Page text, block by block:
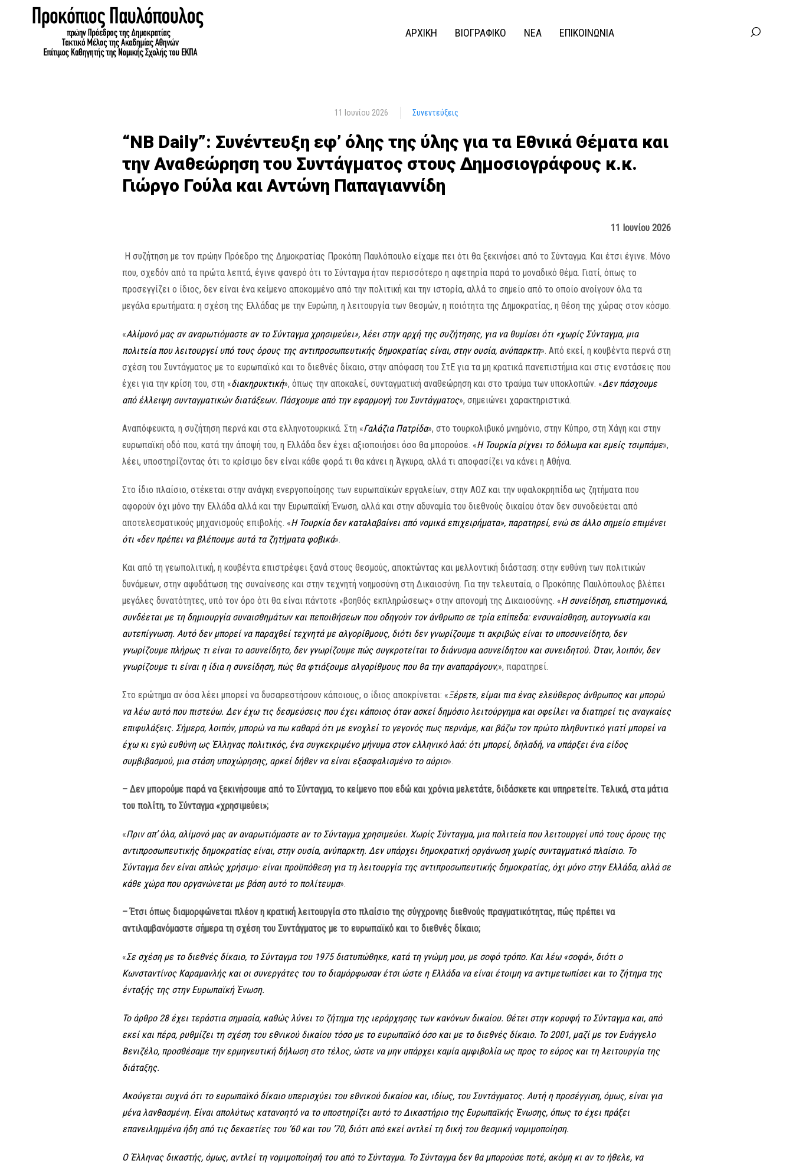
ΑΡΧΙΚΗ ΒΙΟΓΡΑΦΙΚΟ ΝΕΑ ΕΠΙΚΟΙΝΩΝΙΑ
11 Ιουνίου 2026 Συνεντεύξεις
“NB Daily”: Συνέντευξη εφ’ όλης της ύλης για τα Εθνικά Θέματα και
την Αναθεώρηση του Συντάγματος στους Δημοσιογράφους κ.κ.
Γιώργο Γούλα και Αντώνη Παπαγιαννίδη
11 Ιουνίου 2026
Η συζήτηση με τον πρώην Πρόεδρο της Δημοκρατίας Προκόπη Παυλόπουλο είχαμε πει ότι θα ξεκινήσει από το Σύνταγμα. Και έτσι έγινε. Μόνο
που, σχεδόν από τα πρώτα λεπτά, έγινε φανερό ότι το Σύνταγμα ήταν περισσότερο η αφετηρία παρά το μοναδικό θέμα. Γιατί, όπως το
προσεγγίζει ο ίδιος, δεν είναι ένα κείμενο αποκομμένο από την πολιτική και την ιστορία, αλλά το σημείο από το οποίο ανοίγουν όλα τα
μεγάλα ερωτήματα: η σχέση της Ελλάδας με την Ευρώπη, η λειτουργία των θεσμών, η ποιότητα της Δημοκρατίας, η θέση της χώρας στον κόσμο.
«Αλίμονό μας αν αναρωτιόμαστε αν το Σύνταγμα χρησιμεύει», λέει στην αρχή της συζήτησης, για να θυμίσει ότι «χωρίς Σύνταγμα, μια
πολιτεία που λειτουργεί υπό τους όρους της αντιπροσωπευτικής δημοκρατίας είναι, στην ουσία, ανύπαρκτη». Από εκεί, η κουβέντα περνά στη
σχέση του Συντάγματος με το ευρωπαϊκό και το διεθνές δίκαιο, στην απόφαση του ΣτΕ για τα μη κρατικά πανεπιστήμια και στις ενστάσεις που
έχει για την κρίση του, στη «διακηρυκτική», όπως την αποκαλεί, συνταγματική αναθεώρηση και στο τραύμα των υποκλοπών. «Δεν πάσχουμε
από έλλειψη συνταγματικών διατάξεων. Πάσχουμε από την εφαρμογή του Συντάγματος», σημειώνει χαρακτηριστικά.
Αναπόφευκτα, η συζήτηση περνά και στα ελληνοτουρκικά. Στη «Γαλάζια Πατρίδα», στο τουρκολιβυκό μνημόνιο, στην Κύπρο, στη Χάγη και στην
ευρωπαϊκή οδό που, κατά την άποψή του, η Ελλάδα δεν έχει αξιοποιήσει όσο θα μπορούσε. «Η Τουρκία ρίχνει το δόλωμα και εμείς τσιμπάμε»,
λέει, υποστηρίζοντας ότι το κρίσιμο δεν είναι κάθε φορά τι θα κάνει η Άγκυρα, αλλά τι αποφασίζει να κάνει η Αθήνα.
Στο ίδιο πλαίσιο, στέκεται στην ανάγκη ενεργοποίησης των ευρωπαϊκών εργαλείων, στην ΑΟΖ και την υφαλοκρηπίδα ως ζητήματα που
αφορούν όχι μόνο την Ελλάδα αλλά και την Ευρωπαϊκή Ένωση, αλλά και στην αδυναμία του διεθνούς δικαίου όταν δεν συνοδεύεται από
αποτελεσματικούς μηχανισμούς επιβολής. «Η Τουρκία δεν καταλαβαίνει από νομικά επιχειρήματα», παρατηρεί, ενώ σε άλλο σημείο επιμένει
ότι «δεν πρέπει να βλέπουμε αυτά τα ζητήματα φοβικά».
Και από τη γεωπολιτική, η κουβέντα επιστρέφει ξανά στους θεσμούς, αποκτώντας και μελλοντική διάσταση: στην ευθύνη των πολιτικών
δυνάμεων, στην αφυδάτωση της συναίνεσης και στην τεχνητή νοημοσύνη στη Δικαιοσύνη. Για την τελευταία, ο Προκόπης Παυλόπουλος βλέπει
μεγάλες δυνατότητες, υπό τον όρο ότι θα είναι πάντοτε «βοηθός εκπληρώσεως» στην απονομή της Δικαιοσύνης. «Η συνείδηση, επιστημονικά,
συνδέεται με τη δημιουργία συναισθημάτων και πεποιθήσεων που οδηγούν τον άνθρωπο σε τρία επίπεδα: ενσυναίσθηση, αυτογνωσία και
αυτεπίγνωση. Αυτό δεν μπορεί να παραχθεί τεχνητά με αλγορίθμους, διότι δεν γνωρίζουμε τι ακριβώς είναι το υποσυνείδητο, δεν
γνωρίζουμε πλήρως τι είναι το ασυνείδητο, δεν γνωρίζουμε πώς συγκροτείται το διάνυσμα ασυνείδητου και συνειδητού. Όταν, λοιπόν, δεν
γνωρίζουμε τι είναι η ίδια η συνείδηση, πώς θα φτιάξουμε αλγορίθμους που θα την αναπαράγουν;», παρατηρεί.
Στο ερώτημα αν όσα λέει μπορεί να δυσαρεστήσουν κάποιους, ο ίδιος αποκρίνεται: «Ξέρετε, είμαι πια ένας ελεύθερος άνθρωπος και μπορώ
να λέω αυτό που πιστεύω. Δεν έχω τις δεσμεύσεις που έχει κάποιος όταν ασκεί δημόσιο λειτούργημα και οφείλει να διατηρεί τις αναγκαίες
επιφυλάξεις. Σήμερα, λοιπόν, μπορώ να πω καθαρά ότι με ενοχλεί το γεγονός πως περνάμε, και βάζω τον πρώτο πληθυντικό γιατί μπορεί να
έχω κι εγώ ευθύνη ως Έλληνας πολιτικός, ένα συγκεκριμένο μήνυμα στον ελληνικό λαό: ότι μπορεί, δηλαδή, να υπάρξει ένα είδος
συμβιβασμού, μια στάση υποχώρησης, αρκεί δήθεν να είναι εξασφαλισμένο το αύριο».
– Δεν μπορούμε παρά να ξεκινήσουμε από το Σύνταγμα, το κείμενο που εδώ και χρόνια μελετάτε, διδάσκετε και υπηρετείτε. Τελικά, στα μάτια
του πολίτη, το Σύνταγμα «χρησιμεύει»;
«Πριν απ’ όλα, αλίμονό μας αν αναρωτιόμαστε αν το Σύνταγμα χρησιμεύει. Χωρίς Σύνταγμα, μια πολιτεία που λειτουργεί υπό τους όρους της
αντιπροσωπευτικής δημοκρατίας είναι, στην ουσία, ανύπαρκτη. Δεν υπάρχει δημοκρατική οργάνωση χωρίς συνταγματικό πλαίσιο. Το
Σύνταγμα δεν είναι απλώς χρήσιμο· είναι προϋπόθεση για τη λειτουργία της αντιπροσωπευτικής δημοκρατίας, όχι μόνο στην Ελλάδα, αλλά σε
κάθε χώρα που οργανώνεται με βάση αυτό το πολίτευμα».
– Έτσι όπως διαμορφώνεται πλέον η κρατική λειτουργία στο πλαίσιο της σύγχρονης διεθνούς πραγματικότητας, πώς πρέπει να
αντιλαμβανόμαστε σήμερα τη σχέση του Συντάγματος με το ευρωπαϊκό και το διεθνές δίκαιο;
«Σε σχέση με το διεθνές δίκαιο, το Σύνταγμα του 1975 διατυπώθηκε, κατά τη γνώμη μου, με σοφό τρόπο. Και λέω «σοφά», διότι ο
Κωνσταντίνος Καραμανλής και οι συνεργάτες του το διαμόρφωσαν έτσι ώστε η Ελλάδα να είναι έτοιμη να αντιμετωπίσει και το ζήτημα της
ένταξής της στην Ευρωπαϊκή Ένωση.
Το άρθρο 28 έχει τεράστια σημασία, καθώς λύνει το ζήτημα της ιεράρχησης των κανόνων δικαίου. Θέτει στην κορυφή το Σύνταγμα και, από
εκεί και πέρα, ρυθμίζει τη σχέση του εθνικού δικαίου τόσο με το ευρωπαϊκό όσο και με το διεθνές δίκαιο. Το 2001, μαζί με τον Ευάγγελο
Βενιζέλο, προσθέσαμε την ερμηνευτική δήλωση στο τέλος, ώστε να μην υπάρχει καμία αμφιβολία ως προς το εύρος και τη λειτουργία της
διάταξης.
Ακούγεται συχνά ότι το ευρωπαϊκό δίκαιο υπερισχύει του εθνικού δικαίου και, ιδίως, του Συντάγματος. Αυτή η προσέγγιση, όμως, είναι για
μένα λανθασμένη. Είναι απολύτως κατανοητό να το υποστηρίζει αυτό το Δικαστήριο της Ευρωπαϊκής Ένωσης, όπως το έχει πράξει
επανειλημμένα ήδη από τις δεκαετίες του ’60 και του ’70, διότι από εκεί αντλεί τη δική του θεσμική νομιμοποίηση.
Ο Έλληνας δικαστής, όμως, αντλεί τη νομιμοποίησή του από το Σύνταγμα. Το Σύνταγμα δεν θα μπορούσε ποτέ, ακόμη κι αν το ήθελε, να